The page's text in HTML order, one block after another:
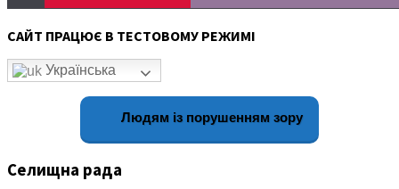
САЙТ ПРАЦЮЄ В ТЕСТОВОМУ РЕЖИМІ
Українська
Людям із порушенням зору
Селищна рада